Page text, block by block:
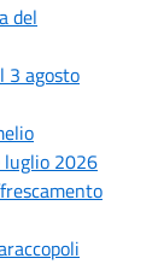
del
3 agosto
luglio 2026